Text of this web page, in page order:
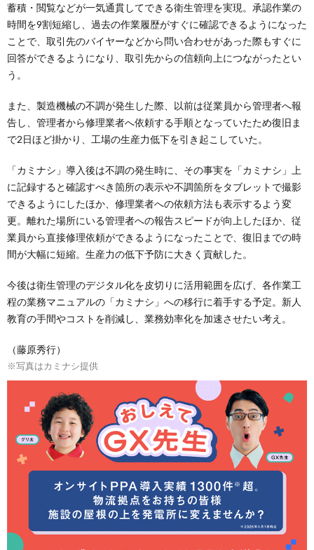
蓄積・閲覧などが一気通貫してできる衛生管理を実現。承認作業の
時間を9割短縮し、過去の作業履歴がすぐに確認できるようになった
ことで、取引先のバイヤーなどから問い合わせがあった際もすぐに
回答ができるようになり、取引先からの信頼向上につながったとい
う。
また、製造機械の不調が発生した際、以前は従業員から管理者へ報
告し、管理者から修理業者へ依頼する手順となっていたため復旧ま
で2日ほど掛かり、工場の生産力低下を引き起こしていた。
「カミナシ」導入後は不調の発生時に、その事実を「カミナシ」上
に記録すると確認すべき箇所の表示や不調箇所をタブレットで撮影
できるようにしたほか、修理業者への依頼方法も表示するよう変
更。離れた場所にいる管理者への報告スピードが向上したほか、従
業員から直接修理依頼ができるようになったことで、復旧までの時
間が大幅に短縮。生産力の低下予防に大きく貢献した。
今後は衛生管理のデジタル化を皮切りに活用範囲を広げ、各作業工
程の業務マニュアルの「カミナシ」への移行に着手する予定。新人
教育の手間やコストを削減し、業務効率化を加速させたい考え。
（藤原秀行）
※写真はカミナシ提供